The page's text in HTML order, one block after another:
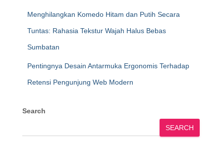
Menghilangkan Komedo Hitam dan Putih Secara
Tuntas: Rahasia Tekstur Wajah Halus Bebas
Sumbatan
Pentingnya Desain Antarmuka Ergonomis Terhadap
Retensi Pengunjung Web Modern
Search
SEARCH